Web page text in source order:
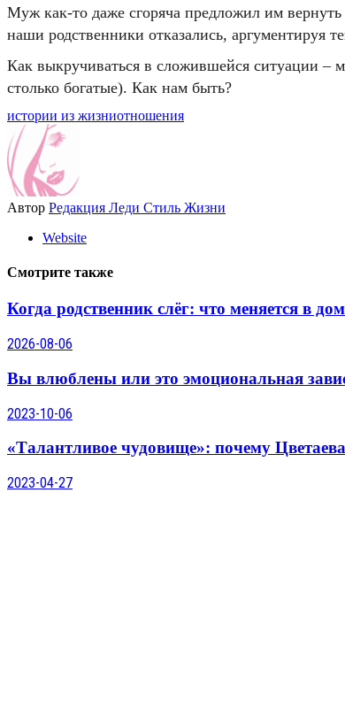
Муж как-то даже сгоряча предложил им
наши родственники отказались, аргументируя
Как выкручиваться в сложившейся ситуации
столько богатые). Как нам быть?
истории из жизниотношения
Автор Редакция Леди Стиль Жизни
Website
Смотрите также
Когда родственник слёг: что меняется в
2026-08-06
Вы влюблены или это эмоциональная
2023-10-06
«Талантливое чудовище»: почему
2023-04-27